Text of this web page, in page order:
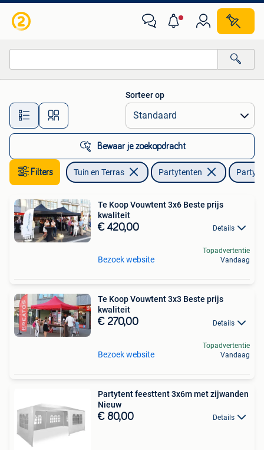
Alle afstanden…
Sorteer op
Bewaar je zoekopdracht
Filters Tuin en Terras Partytenten
Te Koop Vouwtent 3x6 Beste prijs
kwaliteit
€ 420,00 Details
Bezoek website
Topadvertentie
Vandaag
Te Koop Vouwtent 3x3 Beste prijs
kwaliteit
€ 270,00 Details
Bezoek website
Topadvertentie
Vandaag
Partytent feesttent 3x6m met zijwanden
Nieuw
€ 80,00 Details